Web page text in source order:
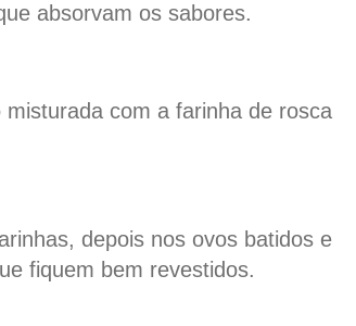
absorvam os sabores.
com a farinha de rosca
depois nos ovos batidos e
fiquem bem revestidos.